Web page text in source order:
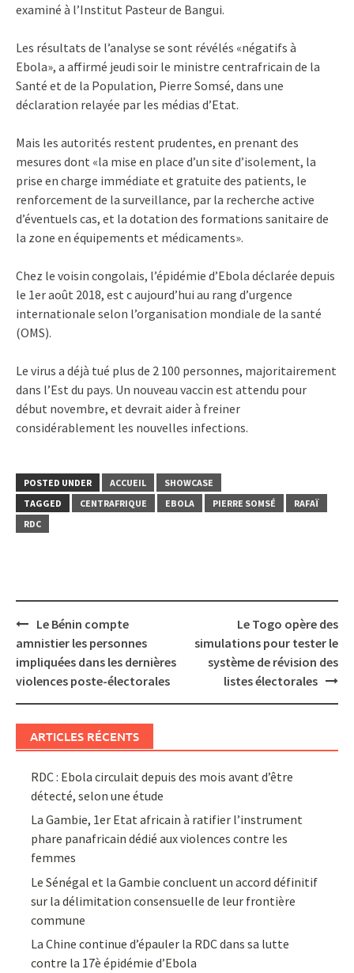
examiné à l’Institut Pasteur de Bangui.
Les résultats de l’analyse se sont révélés «négatifs à
Ebola», a affirmé jeudi soir le ministre centrafricain de la
Santé et de la Population, Pierre Somsé, dans une
déclaration relayée par les médias d’Etat.
Mais les autorités restent prudentes, en prenant des
mesures dont «la mise en place d’un site d’isolement, la
prise en charge immédiate et gratuite des patients, le
renforcement de la surveillance, par la recherche active
d’éventuels cas, et la dotation des formations sanitaire de
la zone en équipements et médicaments».
Chez le voisin congolais, l’épidémie d’Ebola déclarée depuis
le 1er août 2018, est c aujourd’hui au rang d’urgence
internationale selon l’organisation mondiale de la santé
(OMS).
Le virus a déjà tué plus de 2 100 personnes, majoritairement
dans l’Est du pays. Un nouveau vaccin est attendu pour
début novembre, et devrait aider à freiner
considérablement les nouvelles infections.
POSTED UNDER ACCUEIL
SHOWCASE
TAGGED
CENTRAFRIQUE EBOLA PIERRE SOMSÉ
RAFAÏ
RDC
Post
navigation
Le Bénin compte
amnistier les personnes
impliquées dans les dernières
violences poste-électorales
Le Togo opère des
simulations pour tester le
système de révision des
listes électorales
ARTICLES RÉCENTS
RDC : Ebola circulait depuis des mois avant d’être
détecté, selon une étude
La Gambie, 1er Etat africain à ratifier l’instrument
phare panafricain dédié aux violences contre les
femmes
Le Sénégal et la Gambie concluent un accord définitif
sur la délimitation consensuelle de leur frontière
commune
La Chine continue d’épauler la RDC dans sa lutte
contre la 17è épidémie d’Ebola